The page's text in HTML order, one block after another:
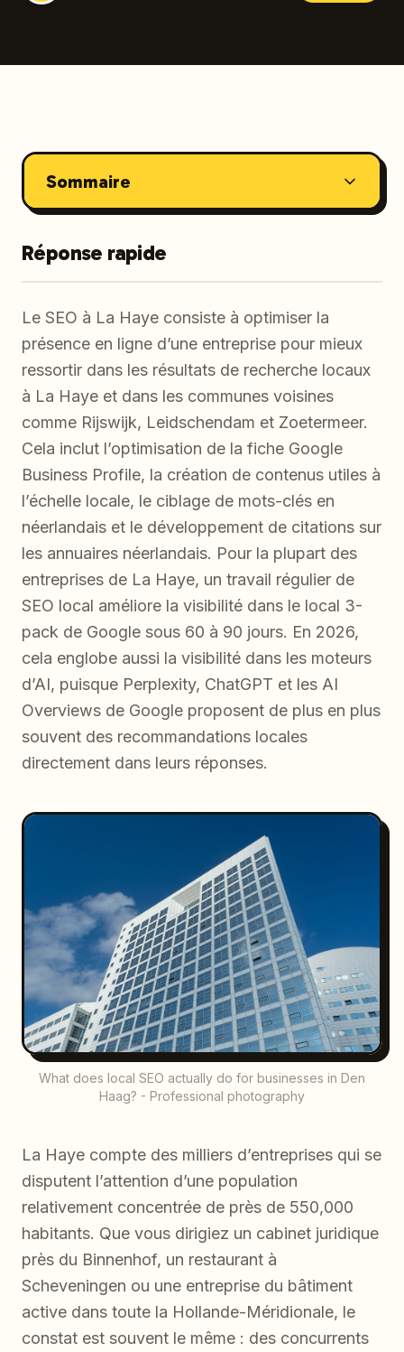
Sommaire
Réponse rapide
Le SEO à La Haye consiste à optimiser la
présence en ligne d’une entreprise pour mieux
ressortir dans les résultats de recherche locaux
à La Haye et dans les communes voisines
comme Rijswijk, Leidschendam et Zoetermeer.
Cela inclut l’optimisation de la fiche Google
Business Profile, la création de contenus utiles à
l’échelle locale, le ciblage de mots-clés en
néerlandais et le développement de citations sur
les annuaires néerlandais. Pour la plupart des
entreprises de La Haye, un travail régulier de
SEO local améliore la visibilité dans le local 3-
pack de Google sous 60 à 90 jours. En 2026,
cela englobe aussi la visibilité dans les moteurs
d’AI, puisque Perplexity, ChatGPT et les AI
Overviews de Google proposent de plus en plus
souvent des recommandations locales
directement dans leurs réponses.
What does local SEO actually do for businesses in Den
Haag? - Professional photography
La Haye compte des milliers d’entreprises qui se
disputent l’attention d’une population
relativement concentrée de près de 550,000
habitants. Que vous dirigiez un cabinet juridique
près du Binnenhof, un restaurant à
Scheveningen ou une entreprise du bâtiment
active dans toute la Hollande-Méridionale, le
constat est souvent le même : des concurrents